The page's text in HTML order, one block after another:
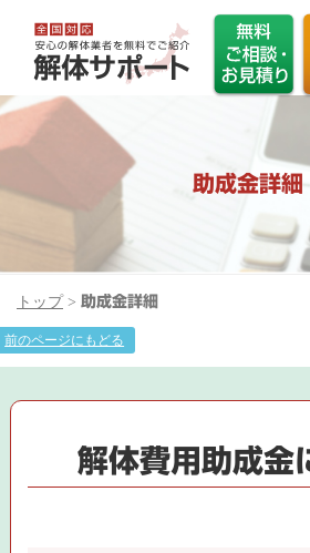
助成金詳細
トップ > 助成金詳細
前のページにもどる
解体費用助成金